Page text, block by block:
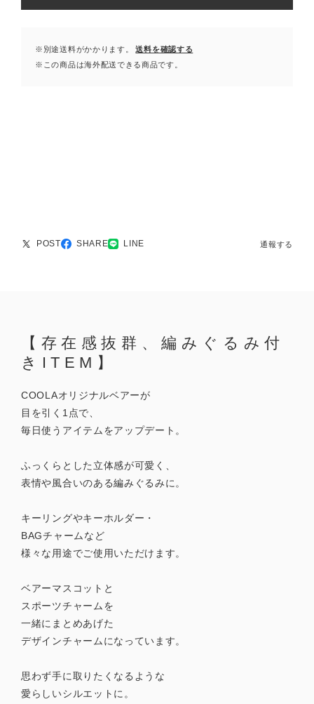
※別途送料がかかります。
送料を確認する
※この商品は海外配送できる商品です。
POST SHARE LINE 通報する
【存在感抜群、編みぐるみ付
きITEM】
COOLAオリジナルベアーが
目を引く1点で、
毎日使うアイテムをアップデート。
ふっくらとした立体感が可愛く、
表情や風合いのある編みぐるみに。
キーリングやキーホルダー・
BAGチャームなど
様々な用途でご使用いただけます。
ベアーマスコットと
スポーツチャームを
一緒にまとめあげた
デザインチャームになっています。
思わず手に取りたくなるような
愛らしいシルエットに。